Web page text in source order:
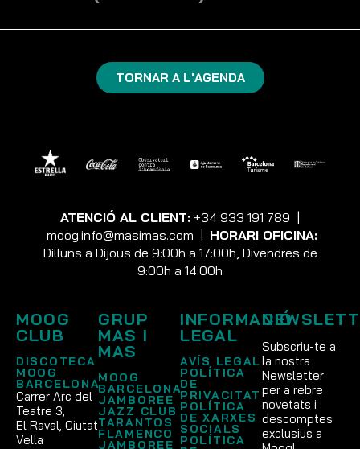
TORNAR A L'AGENDA
ATENCIÓ AL CLIENT: +34 933 191 789 |
moog.info@masimas.com | HORARI OFICINA:
Dilluns a Dijous de 9:00h a 17:00h, Divendres de
9:00h a 14:00h
MOOG
CLUB
DISCOTECA
MOOG
BARCELONA
Carrer Arc del
Teatre 3,
El Raval, Ciutat
Vella
GRUP
MAS I
MAS
MOOG
BARCELONA
JAMBOREE
JAZZ CLUB
TARANTOS
FLAMENCO
JAMBOREE
INFORMACIÓ
LEGAL
AVÍS LEGAL
POLÍTICA
DE
PRIVACITAT
POLÍTICA
DE XARXES
SOCIALS
POLÍTICA
Subscriu-te a
la nostra
Newsletter
per a rebre
novetats i
descomptes
exclusius a